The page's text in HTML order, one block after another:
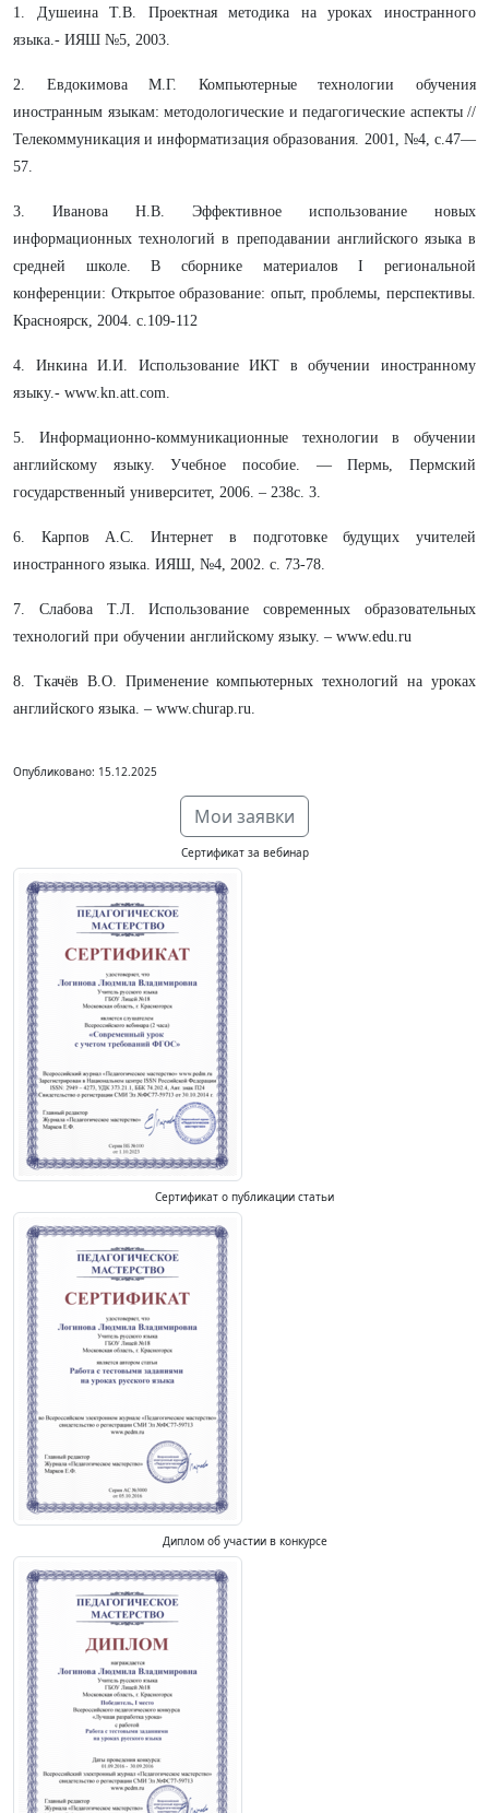
1. Душеина Т.В. Проектная методика на уроках иностранного
языка.- ИЯШ №5, 2003.
2. Евдокимова М.Г. Компьютерные технологии обучения
иностранным языкам: методологические и педагогические аспекты //
Телекоммуникация и информатизация образования. 2001, №4, с.47—
57.
3. Иванова Н.В. Эффективное использование новых
информационных технологий в преподавании английского языка в
средней школе. В сборнике материалов I региональной
конференции: Открытое образование: опыт, проблемы, перспективы.
Красноярск, 2004. с.109-112
4. Инкина И.И. Использование ИКТ в обучении иностранному
языку.- www.kn.att.com.
5. Информационно-коммуникационные технологии в обучении
английскому языку. Учебное пособие. — Пермь, Пермский
государственный университет, 2006. – 238с. 3.
6. Карпов А.С. Интернет в подготовке будущих учителей
иностранного языка. ИЯШ, №4, 2002. с. 73-78.
7. Слабова Т.Л. Использование современных образовательных
технологий при обучении английскому языку. – www.edu.ru
8. Ткачёв В.О. Применение компьютерных технологий на уроках
английского языка. – www.churap.ru.
Опубликовано: 15.12.2025
Мои заявки
Сертификат за вебинар
Сертификат о публикации статьи
Диплом об участии в конкурсе